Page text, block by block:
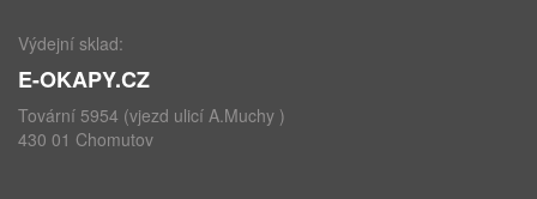
Výdejní sklad:
E-OKAPY.CZ
Tovární 5954 (vjezd ulicí A.Muchy )
430 01 Chomutov